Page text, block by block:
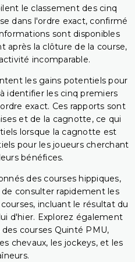
le classement des cinq
dans l'ordre exact, confirmé
sont disponibles
après la clôture de la course,
incomparable.
les gains potentiels pour
identifier les cinq premiers
exact. Ces rapports sont
et de la cagnotte, ce qui
lorsque la cagnotte est
pour les joueurs cherchant
bénéfices.
des courses hippiques,
consulter rapidement les
incluant le résultat du
d'hier. Explorez également
courses Quinté PMU,
chevaux, les jockeys, et les